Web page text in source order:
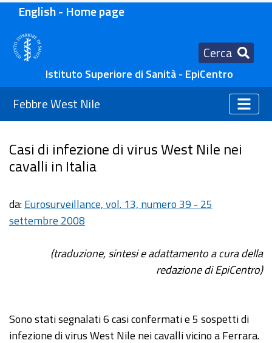
English - Home page
Cerca
Istituto Superiore di Sanità - EpiCentro
Febbre West Nile
Casi di infezione di virus West Nile nei
cavalli in Italia
da:Eurosurveillance, vol. 13, numero 39 - 25
settembre 2008
(traduzione, sintesi e adattamento a cura della
redazione di EpiCentro)
Sono stati segnalati 6 casi confermati e 5 sospetti di
infezione di virus West Nile nei cavalli vicino a Ferrara.